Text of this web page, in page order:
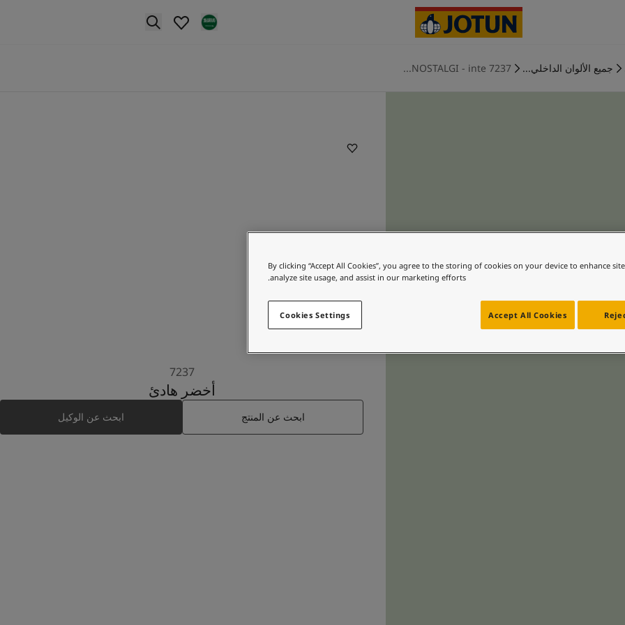
جميع الألوان الداخلي... 7237 NOSTALGI - inte...
7237
أخضر هادئ
ابحث عن المنتج ابحث عن الوكيل
By clicking “Accept All Cookies”, you agree to the storing of cookies on your device to enhance
analyze site usage, and assist in our marketing efforts.
Accept All Cookies
Cookies Settings